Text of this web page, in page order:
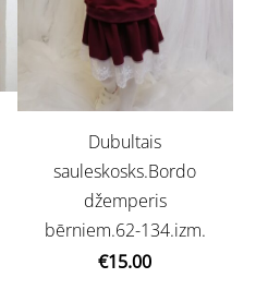
Dubultais
sauleskosks.Bordo
džemperis
bērniem.62-134.izm.
€15.00